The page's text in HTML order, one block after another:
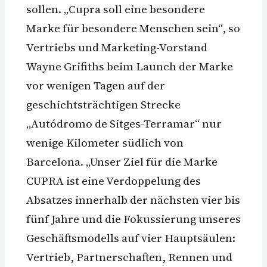
sollen. „Cupra soll eine besondere
Marke für besondere Menschen sein“, so
Vertriebs und Marketing-Vorstand
Wayne Grifiths beim Launch der Marke
vor wenigen Tagen auf der
geschichtsträchtigen Strecke
„Autódromo de Sitges-Terramar“ nur
wenige Kilometer südlich von
Barcelona. „Unser Ziel für die Marke
CUPRA ist eine Verdoppelung des
Absatzes innerhalb der nächsten vier bis
fünf Jahre und die Fokussierung unseres
Geschäftsmodells auf vier Hauptsäulen:
Vertrieb, Partnerschaften, Rennen und